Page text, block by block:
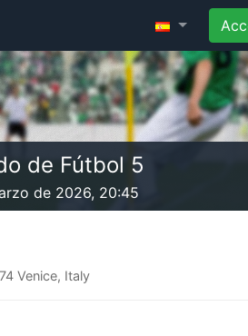
de Fútbol 5
de 2026, 20:45
Venice, Italy